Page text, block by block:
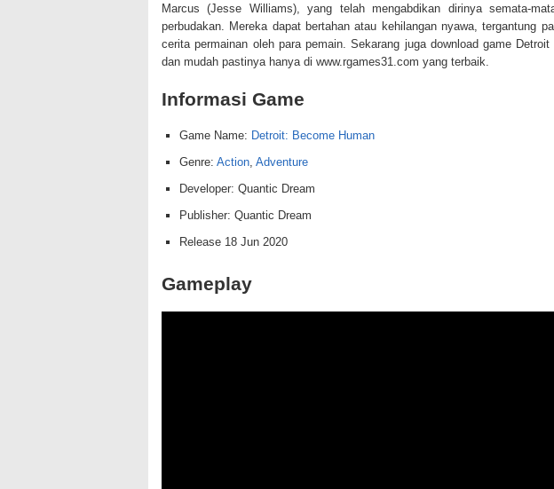
Marcus (Jesse Williams), yang telah mengabdikan dirinya semata-
perbudakan. Mereka dapat bertahan atau kehilangan nyawa, tergantung
cerita permainan oleh para pemain. Sekarang juga download game
dan mudah pastinya hanya di www.rgames31.com yang terbaik.
Informasi Game
Game Name: Detroit: Become Human
Genre: Action Adventure
Developer: Quantic Dream
Publisher: Quantic Dream
Release 18 Jun 2020
Gameplay